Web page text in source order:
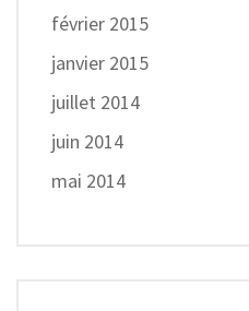
février 2015
janvier 2015
juillet 2014
juin 2014
mai 2014